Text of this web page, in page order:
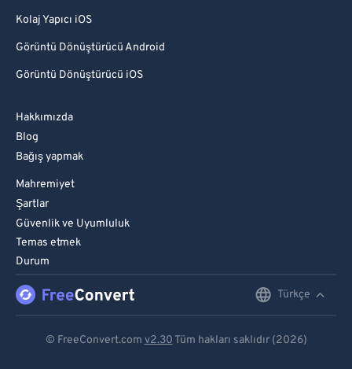
Kolaj Yapıcı iOS
Görüntü Dönüştürücü Android
Görüntü Dönüştürücü iOS
Hakkımızda
Blog
Bağış yapmak
Mahremiyet
Şartlar
Güvenlik ve Uyumluluk
Temas etmek
Durum
Türkçe
© FreeConvert.com v2.30 Tüm hakları saklıdır (2026)